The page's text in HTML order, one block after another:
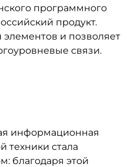
программного
продукт.
и позволяет
связи.
информационная
техники стала
благодаря этой